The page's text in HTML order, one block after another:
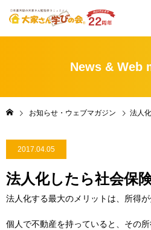
News & Web
お知らせ・ウェブマガジン 法人
2017.04.05
法人化したら社会保
法人化する最大のメリットは、所得が
個人で不動産を持っていると、その所